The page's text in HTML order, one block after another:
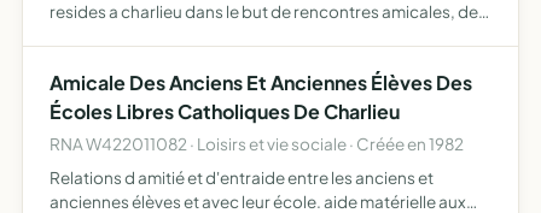
resides a charlieu dans le but de rencontres amicales, de
Amicale Des Anciens Et Anciennes Élèves Des
Écoles Libres Catholiques De Charlieu
RNA W422011082 · Loisirs et vie sociale · Créée en 1982
Relations d amitié et d'entraide entre les anciens et
anciennes élèves et avec leur école. aide matérielle aux